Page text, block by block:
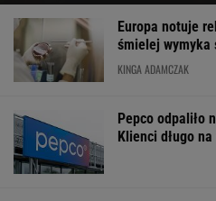
Europa notuje
śmielej wymyka
KINGA ADAMCZAK
Pepco odpaliło
Klienci długo